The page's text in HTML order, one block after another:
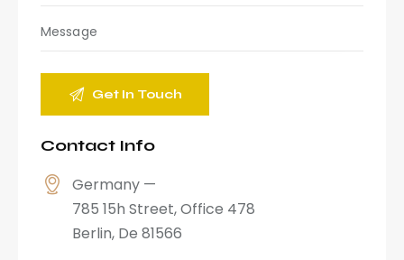
Contact Info
Germany —
785 15h Street, Office 478
Berlin, De 81566